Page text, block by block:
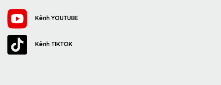
Kênh YOUTUBE
Kênh TIKTOK